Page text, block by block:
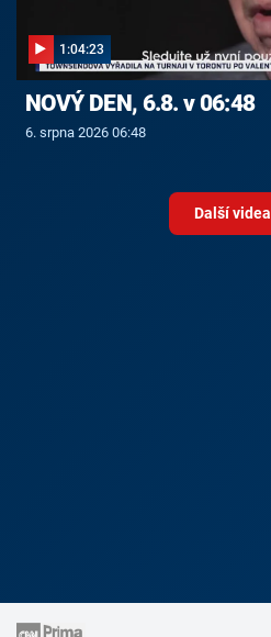
1:04:23
NOVÝ DEN, 6.8. v 06:48
6. srpna 2026 06:48
Další videa